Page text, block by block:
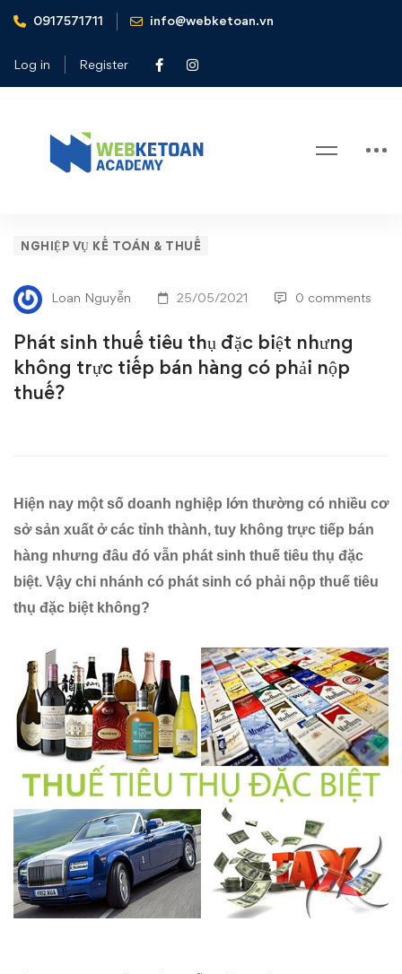
0917571711 info@webketoan.vn
Log in Register
Home
Nghiệp vụ Kế toán & Thuế
hàng có phải nộp thuế?
Phát
sinh
thuế
tiêu
thụ
biệt
nhưng
không
trực
tiếp
bán
hàng
có
phải
nộp
thuế?
NGHIỆP VỤ KẾ TOÁN & THUẾ
Loan Nguyễn 25/05/2021 0 comments
Phát sinh thuế tiêu thụ đặc biệt nhưng
không trực tiếp bán hàng có phải nộp
thuế?
Hiện nay một số doanh nghiệp lớn thường có nhiều cơ
sở sản xuất ở các tỉnh thành, tuy không trực tiếp bán
hàng nhưng đâu đó vẫn phát sinh thuế tiêu thụ đặc
biệt. Vậy chi nhánh có phát sinh có phải nộp thuế tiêu
thụ đặc biệt không?